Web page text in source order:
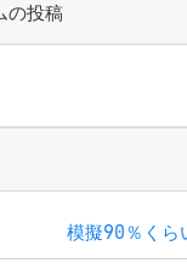
の投稿
模擬90％くら